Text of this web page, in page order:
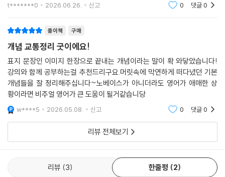
t*******0 2026.06.26. 신고 0 댓글0
종이책 구매
개념 교통정리 굿이에요!
표지 문장인 이미지 한장으로 끝내는 개념이라는 말이 확 와닿았습니다!
강의와 함께 공부하는걸 추천드리구요.머릿속에 막연하게 떠다녔던 기본
개념들을 잘 정리해주십니다~노베이스가 아니더라도 영어가 애매한 상
황이라면 비주얼 영어가 큰 도움이 될거같습니당
w****5 2026.05.08. 신고 0 댓글0
리뷰 전체보기
리뷰 3 한줄평 2